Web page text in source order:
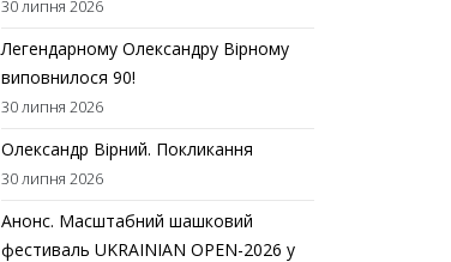
30 липня 2026
Легендарному Олександру Вірному
виповнилося 90!
30 липня 2026
Олександр Вірний. Покликання
30 липня 2026
Анонс. Масштабний шашковий
фестиваль UKRAINIAN OPEN-2026 у